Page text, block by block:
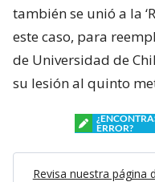
también se unió a la
este caso, para
de Universidad de
su lesión al quinto
ERROR?
Revisa nuestra página